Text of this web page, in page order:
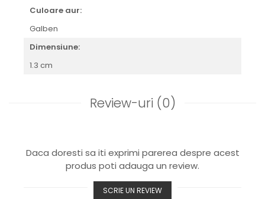
Culoare aur:
Galben
Dimensiune:
1.3 cm
Review-uri (0)
Daca doresti sa iti exprimi parerea despre acest
produs poti adauga un review.
SCRIE UN REVIEW